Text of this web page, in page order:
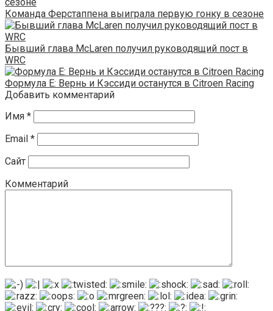
Команда Ферстаппена выиграла первую гонку в сезоне
Бывший глава McLaren получил руководящий пост в
WRC
Формула Е: Вернь и Кэссиди останутся в Citroen Racing
Добавить комментарий
Имя *
Email *
Сайт
Комментарий